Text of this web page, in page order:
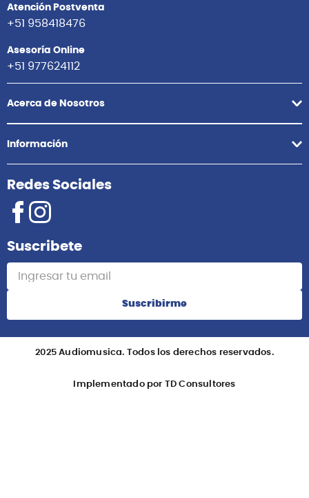
Atención Postventa
+51 958418476
Asesoría Online
+51 977624112
Acerca de Nosotros
Información
Redes Sociales
Suscribete
Suscribirme
2025 Audiomusica. Todos los derechos reservados.
Implementado por TD Consultores